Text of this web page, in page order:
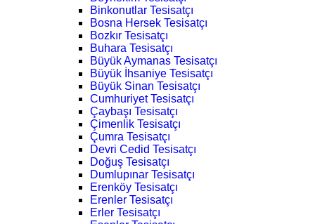
Binkonutlar Tesisatçı
Bosna Hersek Tesisatçı
Bozkır Tesisatçı
Buhara Tesisatçı
Büyük Aymanas Tesisatçı
Büyük İhsaniye Tesisatçı
Büyük Sinan Tesisatçı
Cumhuriyet Tesisatçı
Çaybaşı Tesisatçı
Çimenlik Tesisatçı
Çumra Tesisatçı
Devri Cedid Tesisatçı
Doğuş Tesisatçı
Dumlupınar Tesisatçı
Erenköy Tesisatçı
Erenler Tesisatçı
Erler Tesisatçı